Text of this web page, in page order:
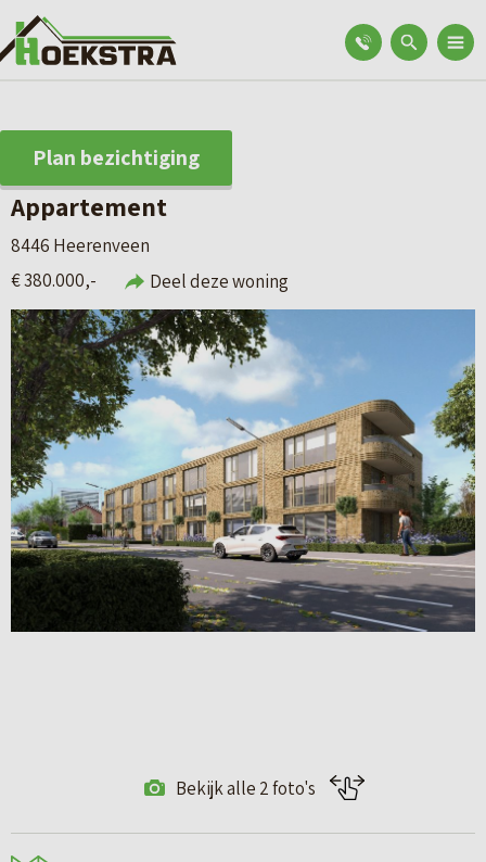
Plan bezichtiging
Appartement
8446 Heerenveen
€ 380.000,-
Deel deze woning
Bekijk alle 2 foto's